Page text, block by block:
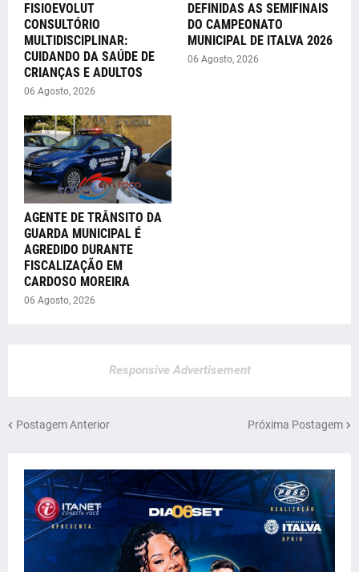
FISIOEVOLUT
CONSULTÓRIO
MULTIDISCIPLINAR:
CUIDANDO DA SAÚDE DE
CRIANÇAS E ADULTOS
06 Agosto, 2026
DEFINIDAS AS SEMIFINAIS
DO CAMPEONATO
MUNICIPAL DE ITALVA 2026
06 Agosto, 2026
AGENTE DE TRÂNSITO DA
GUARDA MUNICIPAL É
AGREDIDO DURANTE
FISCALIZAÇÃO EM
CARDOSO MOREIRA
06 Agosto, 2026
Responsive Advertisement
Postagem Anterior Próxima Postagem